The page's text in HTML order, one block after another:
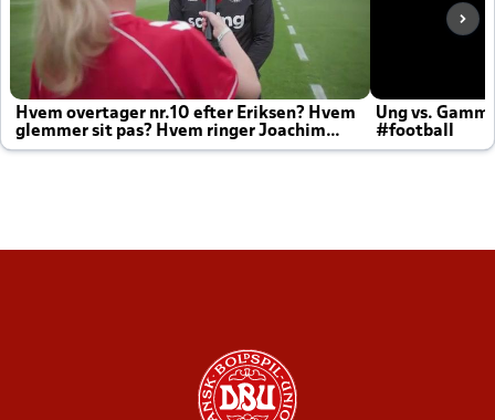
Hvem overtager nr.10 efter Eriksen? Hvem
glemmer sit pas? Hvem ringer Joachim
altid til efter kampe?
Ung vs.
#football